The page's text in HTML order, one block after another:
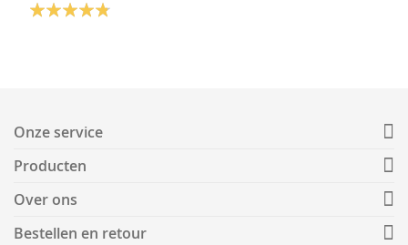
Onze service
Producten
Over ons
Bestellen en retour